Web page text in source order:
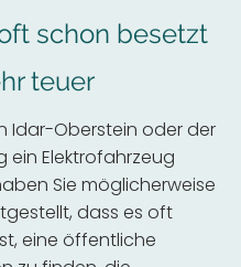
schon besetzt
teuer
Idar-Oberstein oder der
ein Elektrofahrzeug
Sie möglicherweise
dass es oft
eine öffentliche